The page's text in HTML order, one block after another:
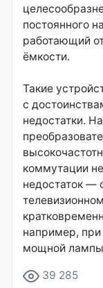
постоянного
работающий
ёмкости.
Такие
с
недостатки.
коммутации
недостаток —
например, при
мощной лампы
39 285